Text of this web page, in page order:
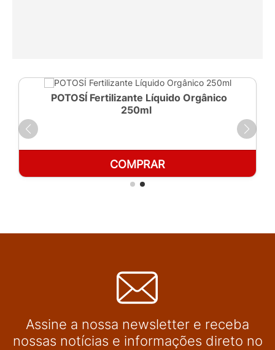
POTOSÍ Fertilizante Líquido Orgânico
250ml
COMPRAR
Assine a nossa newsletter e receba
nossas notícias e informações direto no